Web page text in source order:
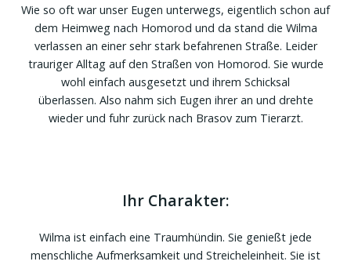
Wie so oft war unser Eugen unterwegs, eigentlich schon auf
dem Heimweg nach Homorod und da stand die Wilma
verlassen an einer sehr stark befahrenen Straße. Leider
trauriger Alltag auf den Straßen von Homorod. Sie wurde
wohl einfach ausgesetzt und ihrem Schicksal
überlassen. Also nahm sich Eugen ihrer an und drehte
wieder und fuhr zurück nach Brasov zum Tierarzt.
Ihr Charakter:
Wilma ist einfach eine Traumhündin. Sie genießt jede
menschliche Aufmerksamkeit und Streicheleinheit. Sie ist